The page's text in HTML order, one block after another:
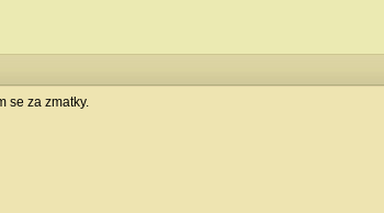
se za zmatky.